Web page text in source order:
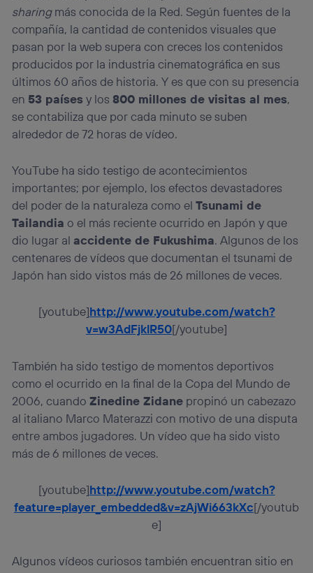
sharingmás conocida de la Red. Según fuentes de la
compañía, la cantidad de contenidos visuales que
pasan por la web supera con creces los contenidos
producidos por la industria cinematográfica en sus
últimos 60 años de historia. Y es que con su presencia
en 53 países y los 800 millones de visitas al mes,
se contabiliza que por cada minuto se suben
alrededor de 72 horas de vídeo.
YouTube ha sido testigo de acontecimientos
importantes; por ejemplo, los efectos devastadores
del poder de la naturaleza como elTsunami de
Tailandia o el más reciente ocurrido en Japón y que
dio lugar alaccidente de Fukushima. Algunos de los
centenares de vídeos que documentan el tsunami de
Japón han sido vistos más de 26 millones de veces.
[youtube]http://www.youtube.com/watch?
v=w3AdFjklR50[/youtube]
También ha sido testigo de momentos deportivos
como el ocurrido en la final de la Copa del Mundo de
2006, cuandoZinedine Zidane propinó un cabezazo
al italiano Marco Materazzi con motivo de una disputa
entre ambos jugadores. Un vídeo que ha sido visto
más de 6 millones de veces.
[youtube]http://www.youtube.com/watch?
feature=player_embedded&v=zAjWi663kXc[/youtub
e]
Algunos vídeos curiosos también encuentran sitio en